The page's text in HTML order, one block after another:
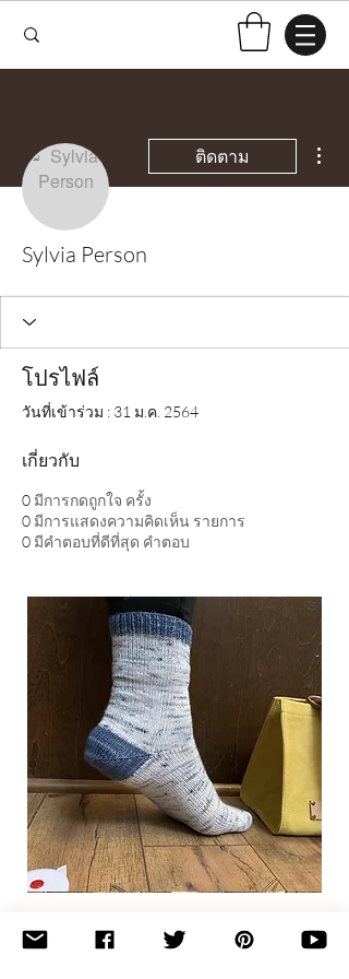
ติดตาม
Sylvia Person
โปรไฟล์
วันที่เข้าร่วม : 31 ม.ค. 2564
เกี่ยวกับ
0 มีการกดถูกใจ ครั้ง
0 มีการแสดงความคิดเห็น รายการ
0 มีคำตอบที่ดีที่สุด คำตอบ
Basic
Adult
Socks